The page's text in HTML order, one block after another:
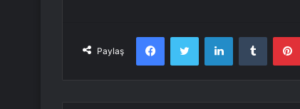
Paylaş
FacebookTwitter LinkedInTumblr